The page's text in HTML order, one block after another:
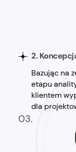
2.
Bazując na
etapu
klientem
dla
03.